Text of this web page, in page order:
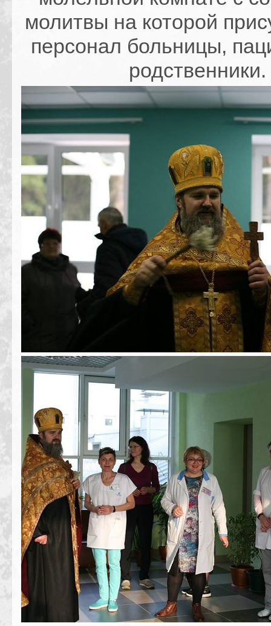
молитвы на которой
персонал больницы,
родственники.